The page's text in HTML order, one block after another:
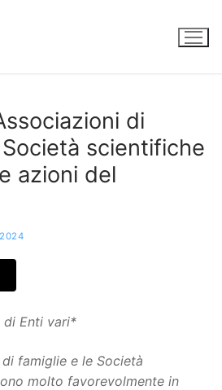
di
scientifiche
azioni del
di Enti vari*
famiglie e le Società
molto favorevolmente in